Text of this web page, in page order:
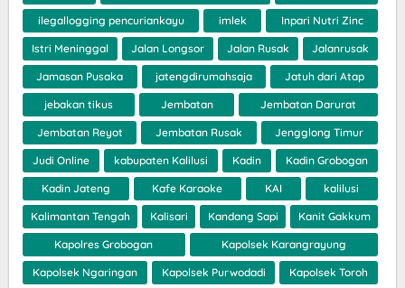
ilegallogging pencuriankayu imlek Inpari Nutri Zinc
Istri Meninggal Jalan Longsor Jalan Rusak Jalanrusak
Jamasan Pusaka jatengdirumahsaja Jatuh dari Atap
jebakan tikus Jembatan Jembatan Darurat
Jembatan Reyot Jembatan Rusak Jengglong Timur
Judi Online kabupaten Kalilusi Kadin Kadin Grobogan
Kadin Jateng Kafe Karaoke KAI kalilusi
Kalimantan Tengah Kalisari Kandang Sapi Kanit Gakkum
Kapolres Grobogan Kapolsek Karangrayung
Kapolsek Ngaringan Kapolsek Purwodadi Kapolsek Toroh